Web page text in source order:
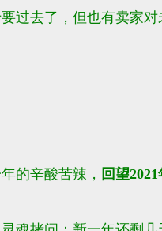
过去了，但也有卖家
的辛酸苦辣， 回望